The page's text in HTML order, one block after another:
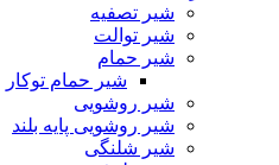
شیر تصفیه
شیر توالت
شیر حمام
شیر حمام توکار
شیر روشویی
شیر روشویی پایه بلند
شیر شلنگی